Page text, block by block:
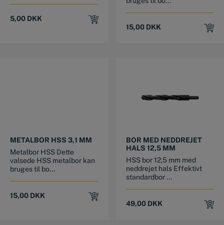
5,00 DKK
15,00 DKK
METALBOR HSS 3,1 MM
Metalbor HSS Dette
valsede HSS metalbor kan
bruges til bo...
15,00 DKK
BOR MED NEDDREJET
HALS 12,5 MM
HSS bor 12,5 mm med
neddrejet hals Effektivt
standardbor ...
49,00 DKK